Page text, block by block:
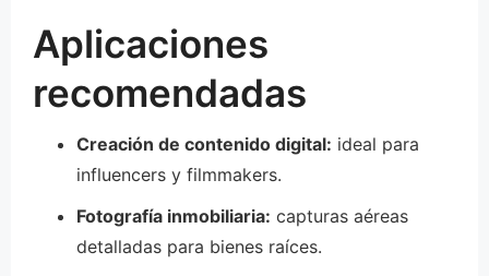
Aplicaciones
recomendadas
Creación de contenido digital: ideal para
influencers y filmmakers.
Fotografía inmobiliaria: capturas aéreas
detalladas para bienes raíces.